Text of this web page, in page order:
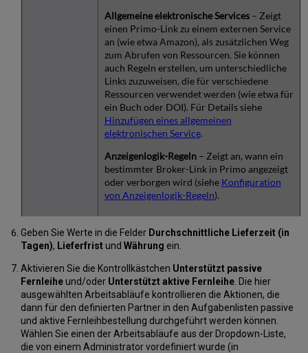
Allgemeine elektronische Services– Zeigt
einen Primo-Link zu einem externen Service
an (wie etwa Amazon), als zusätzlichen Weg
zum Abrufen von Ressourcen. Sie können
auch Regeln erstellen, um unterschiedliche
Links zuzuweisen, die für verschiedene
Ressourcen verwendet werden (wie etwa für
ein Buch oder DOI). Für Details siehe
Hinzufügen eines allgemeinen
elektronischen Service.
Anzeigenlogik-Regeln– Zeigt an, wann ein
bestimmter Broker-Link in Primo angezeigt
oder verborgen wird (siehe Konfiguration
von Anzeigenlogik-Regeln).
Geben Sie Werte in die Felder Durchschnittliche Lieferzeit (in
Tagen), Lieferfristund Währung ein.
Aktivieren Sie die Kontrollkästchen Unterstützt passive
Fernleiheund/oder Unterstützt aktive Fernleihe. Die hier
ausgewählten Arbeitsabläufe kontrollieren die Aktionen, die
dann für den definierten Partner in den Aufgabenlisten passive
und aktive Fernleihbestellung durchgeführt werden können.
Wählen Sie einen der Arbeitsabläufe aus der Dropdown-Liste,
die von einem Administrator vordefiniert wurde (in